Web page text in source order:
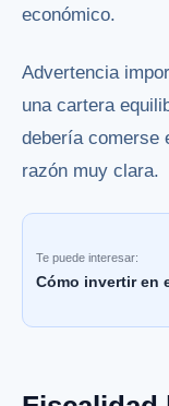
económico.
Advertencia
una cartera
debería comerse
razón muy clara.
Te puede interesar:
Cómo invertir en